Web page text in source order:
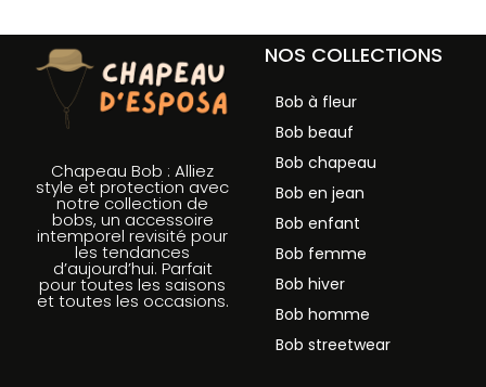
Chapeau Bob : Alliez
style et protection avec
notre collection de
bobs, un accessoire
intemporel revisité pour
les tendances
d’aujourd’hui. Parfait
pour toutes les saisons
et toutes les occasions.
NOS COLLECTIONS
Bob à fleur
Bob beauf
Bob chapeau
Bob en jean
Bob enfant
Bob femme
Bob hiver
Bob homme
Bob streetwear